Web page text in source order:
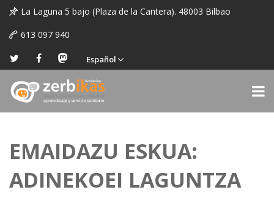
La Laguna 5 bajo (Plaza de la Cantera). 48003 Bilbao
613 097 940
Español
EMAIDAZU ESKUA:
ADINEKOEI LAGUNTZA